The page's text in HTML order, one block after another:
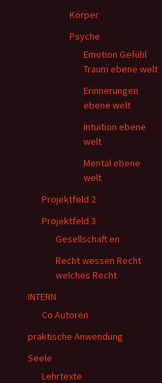
Körper
Psyche
Emotion Gefühl
Traum ebene welt
Erinnerungen
ebene welt
Intuition ebene
welt
Mental ebene
welt
Projektfeld 2
Projektfeld 3
Gesellschaft en
Recht wessen Recht
welches Recht
INTERN
Co Autoren
praktische Anwendung
Seele
Lehrtexte